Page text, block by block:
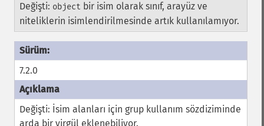
Değişti: object bir isim olarak sınıf, arayüz ve
niteliklerin isimlendirilmesinde artık kullanılamıyor.
7.2.0
Değişti: İsim alanları için grup kullanım sözdiziminde
arda bir virgül eklenebiliyor.